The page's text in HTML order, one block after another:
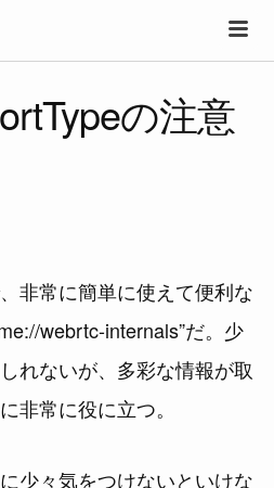
の注意
非常に簡単に使えて便利な
webrtc-internals”だ。少
れないが、多彩な情報が取
非常に役に立つ。
少々気をつけないといけな